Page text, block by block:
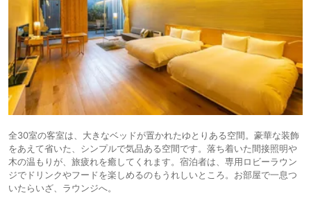
全30室の客室は、大きなベッドが置かれたゆとりある空間。豪華な装飾
をあえて省いた、シンプルで気品ある空間です。落ち着いた間接照明や
木の温もりが、旅疲れを癒してくれます。宿泊者は、専用ロビーラウン
ジでドリンクやフードを楽しめるのもうれしいところ。お部屋で一息つ
いたらいざ、ラウンジへ。